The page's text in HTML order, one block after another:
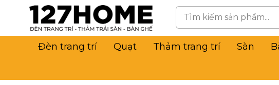
Đèn trang trí Quạt Thảm trang trí Sàn